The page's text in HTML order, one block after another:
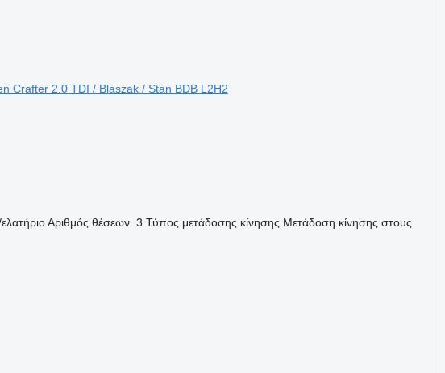
Crafter 2.0 TDI / Blaszak / Stan BDB L2H2
Αριθμός θέσεων 3 Τύπος μετάδοσης κίνησης Μετάδοση κίνησης στους